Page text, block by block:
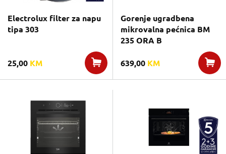
Electrolux filter za napu
tipa 303
25,00 KM
Gorenje ugradbena
mikrovalna pećnica BM
235 ORA B
639,00 KM